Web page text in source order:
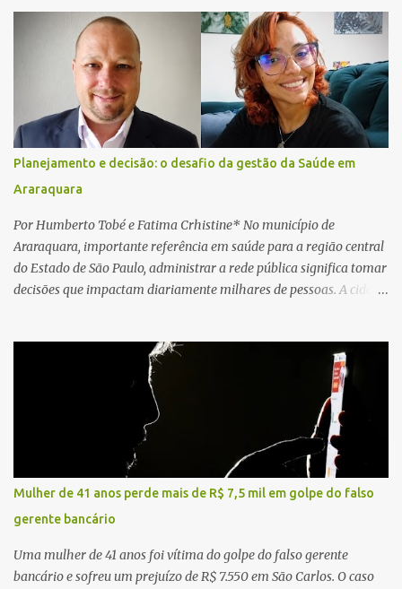
relatos de que havia um condutor inconsciente dentro de um
caminhão. Equipes de resgate foram rapidamente deslocadas ao
local e encontraram a vítima em parada cardiorrespiratória. Os
socorristas iniciaram imediatamente as manobras de reanimação
cardiopulmonar (RCP), porém, apesar de todos os esforços, o
motorista não respondeu aos procedimentos. Às 17h03, médicos
da Unidade de Suporte Avançado constataram o óbito da vítima.
Fonte: São Carlos Agora
Planejamento e decisão: o desafio da gestão da Saúde em
Araraquara
Por Humberto Tobé e Fatima Crhistine* No município de
Araraquara, importante referência em saúde para a região central
do Estado de São Paulo, administrar a rede pública significa tomar
decisões que impactam diariamente milhares de pessoas. A cidade
município, mas também de diversas cidades do entorno,
ampliando significativamente a responsabilidade da gestão sobre
o Sistema Único de Saúde (SUS). Nos últimos anos, o Governo
Federal tem ampliado investimentos destinados ao fortalecimento
da atenção básica, da infraestrutura hospitalar e da
regionalização dos serviços de saúde. Entretanto, em um cenário
de demandas crescentes e recursos necessariamente limitados, a
principal missão da gestão pública não é apenas investir mais,
mas decidir melhor onde investir para produzir o maior benefício
possível à população. Essa reflexão encontra respaldo tanto na
teoria da admini...
Mulher de 41 anos perde mais de R$ 7,5 mil em golpe do falso
gerente bancário
Uma mulher de 41 anos foi vítima do golpe do falso gerente
bancário e sofreu um prejuízo de R$ 7.550 em São Carlos. O caso